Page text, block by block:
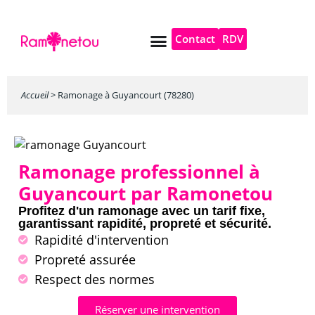
Contact RDV
Accueil> Ramonage à Guyancourt (78280)
Ramonage professionnel à
Guyancourt par Ramonetou
Profitez d'un ramonage avec un tarif fixe,
garantissant rapidité, propreté et sécurité.
Rapidité d'intervention
Propreté assurée
Respect des normes
Réserver une intervention